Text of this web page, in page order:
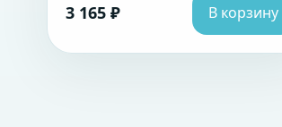
3 165 ₽ В корзину